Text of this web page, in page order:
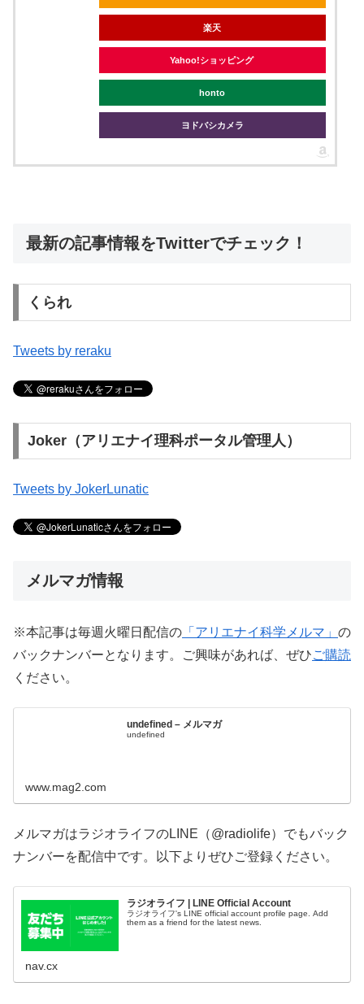
楽天
Yahoo!ショッピング
honto
ヨドバシカメラ
最新の記事情報をTwitterでチェック！
くられ
Tweets by reraku
Joker（アリエナイ理科ポータル管理人）
Tweets by JokerLunatic
メルマガ情報
※本記事は毎週火曜日配信の 「アリエナイ科学メルマ」 の
バックナンバーとなります。ご興味があれば、ぜひご購読
ください。
undefined – メルマガ
undefined
www.mag2.com
メルマガはラジオライフのLINE（@radiolife）でもバック
ナンバーを配信中です。以下よりぜひご登録ください。
ラジオライフ | LINE Official Account
ラジオライフ's LINE official account profile page. Add
them as a friend for the latest news.
nav.cx